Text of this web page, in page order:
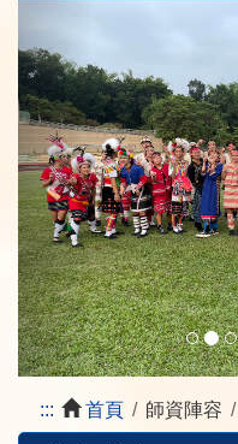
::: 首頁 師資陣容